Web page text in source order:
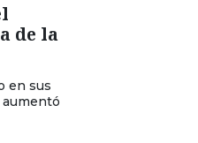
de la
en sus